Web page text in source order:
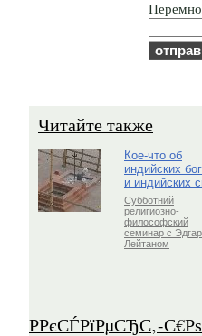
Читайте также
Кое-что об
индийских
и индийских
Субботний
религиозно-
философский
семинар с
Лейтаном
Р­РєСЃРїРµСЂС‚-